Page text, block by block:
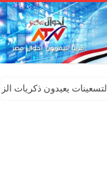
يعيدون ذكريات